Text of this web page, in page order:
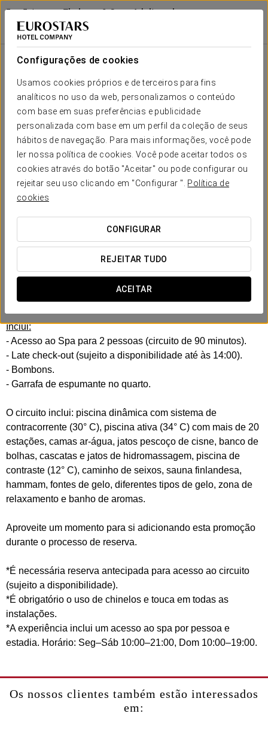
Configurações de cookies
Usamos cookies próprios e de terceiros para fins
analíticos no uso da web, personalizamos o conteúdo
com base em suas preferências e publicidade
personalizada com base em um perfil da coleção de seus
hábitos de navegação. Para mais informações, você pode
ler nossa política de cookies. Você pode aceitar todos os
cookies através do botão "Aceitar" ou pode configurar ou
rejeitar seu uso clicando em "Configurar ". Política de
cookies
CONFIGURAR
REJEITAR TUDO
ACEITAR
Exe Estepona Thalasso & Spa - Adults only
Recommended
MÁLAGA - ESTEPONA
Experiência De Spa A Dois
65 €
Experiência de Spa a Dois
Para quem procura relaxar em conjunto no Exe Estepona
Thalaso & Spa - Adults only Recommended.
Sem rotinas, sem pressa, tudo pensado para desligar do
mundo e voltar a conectar-se a dois. Uma oportunidade
perfeita para relaxar juntos e esquecer o stress.
Inclui:
- Acesso ao Spa para 2 pessoas (circuito de 90 minutos).
- Late check-out (sujeito a disponibilidade até às 14:00).
- Bombons.
- Garrafa de espumante no quarto.
O circuito inclui: piscina dinâmica com sistema de
contracorrente (30° C), piscina ativa (34° C) com mais de 20
estações, camas ar-água, jatos pescoço de cisne, banco de
bolhas, cascatas e jatos de hidromassagem, piscina de
contraste (12° C), caminho de seixos, sauna finlandesa,
hammam, fontes de gelo, diferentes tipos de gelo, zona de
relaxamento e banho de aromas.
Aproveite um momento para si adicionando esta promoção
durante o processo de reserva.
*É necessária reserva antecipada para acesso ao circuito
(sujeito a disponibilidade).
*É obrigatório o uso de chinelos e touca em todas as
instalações.
*A experiência inclui um acesso ao spa por pessoa e
estadia. Horário: Seg–Sáb 10:00–21:00, Dom 10:00–19:00.
Os nossos clientes também estão interessados
em: